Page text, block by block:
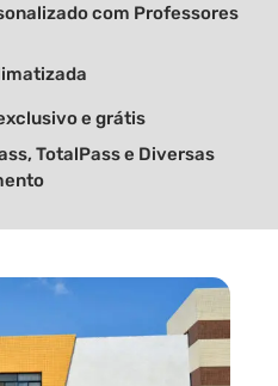
com Professores
e grátis
TotalPass e Diversas